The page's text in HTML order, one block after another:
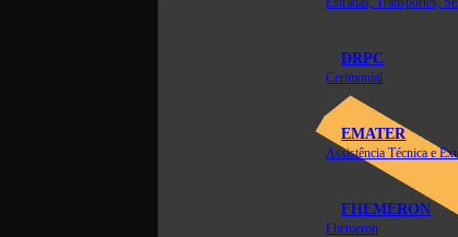
DRPC
Cerimonial
EMATER
FHEMERON
Fhemeron